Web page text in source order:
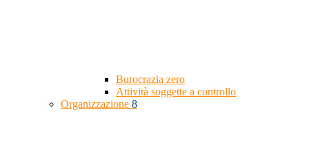
Burocrazia zero
Attività soggette a controllo
Organizzazione 8